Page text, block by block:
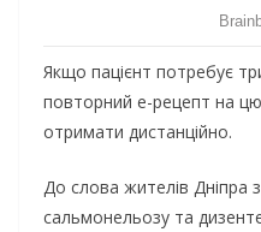
Якщо пацієнт потребує
повторний е-рецепт на
отримати дистанційно.
До слова жителів Дніпра
сальмонельозу та